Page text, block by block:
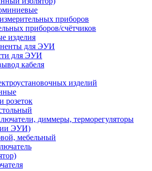
приборов
приборов/счётчиков
изделия
для ЭУИ
для ЭУИ
кабеля
изделий
розеток
диммеры, терморегуляторы
ЭУИ)
мебельный